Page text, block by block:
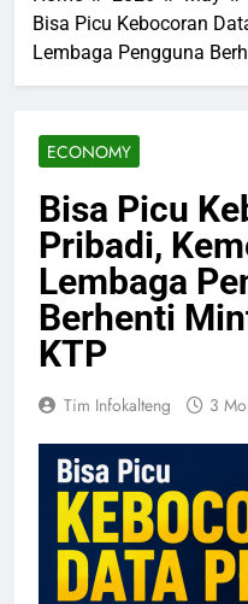
Bisa Picu Kebocoran
Lembaga Pengguna
ECONOMY
Bisa Picu
Pribadi,
Lembaga
Berhenti
KTP
Tim Infokalteng 3